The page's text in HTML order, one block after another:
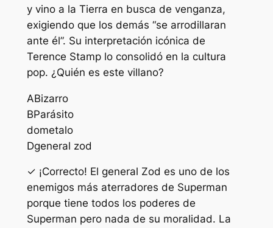
y vino a la Tierra en busca de venganza,
exigiendo que los demás “se arrodillaran
ante él”. Su interpretación icónica de
Terence Stamp lo consolidó en la cultura
pop. ¿Quién es este villano?
ABizarro
BParásito
dometalo
Dgeneral zod
✓ ¡Correcto! El general Zod es uno de los
enemigos más aterradores de Superman
porque tiene todos los poderes de
Superman pero nada de su moralidad. La